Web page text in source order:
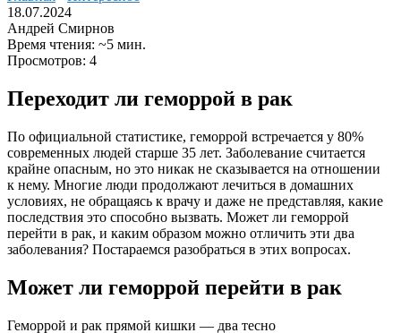
18.07.2024
Андрей Смирнов
Время чтения: ~5 мин.
Просмотров: 4
Переходит ли геморрой в рак
По официальной статистике, геморрой встречается у 80%
современных людей старше 35 лет. Заболевание считается
крайне опасным, но это никак не сказывается на отношении
к нему. Многие люди продолжают лечиться в домашних
условиях, не обращаясь к врачу и даже не представляя, какие
последствия это способно вызвать. Может ли геморрой
перейти в рак, и каким образом можно отличить эти два
заболевания? Постараемся разобраться в этих вопросах.
Может ли геморрой перейти в рак
Геморрой и рак прямой кишки — два тесно